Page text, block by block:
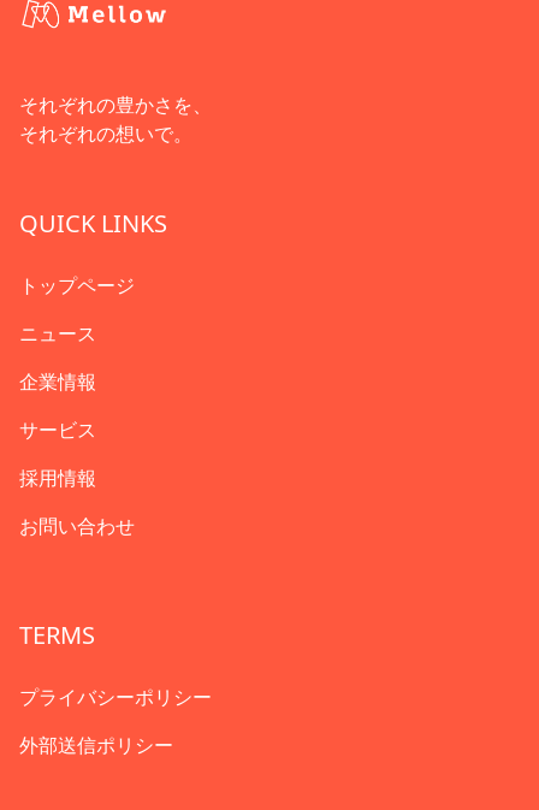
それぞれの豊かさを、
それぞれの想いで。
QUICK LINKS
トップページ
ニュース
企業情報
サービス
採用情報
お問い合わせ
TERMS
プライバシーポリシー
外部送信ポリシー